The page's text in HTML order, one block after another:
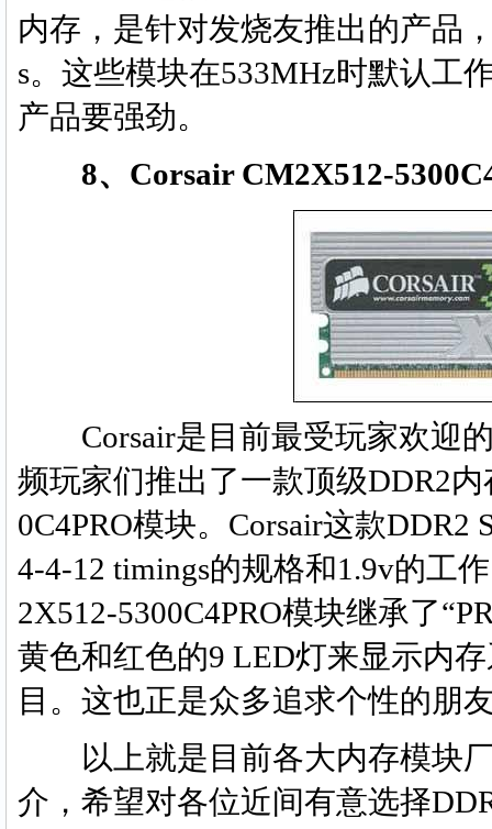
内存，是针对发烧友推出的产品
s。这些模块在533MHz时默认工
产品要强劲。
8、Corsair CM2X512-
Corsair是目前最受玩家欢迎的
频玩家们推出了一款顶级DDR2
0C4PRO模块。Corsair这款
4-4-12 timings的规格和1.9v的工
2X512-5300C4PRO模块继承了
黄色和红色的9 LED灯来显示内
目。这也正是众多追求个性的朋
以上就是目前各大内存模块厂
介，希望对各位近间有意选择